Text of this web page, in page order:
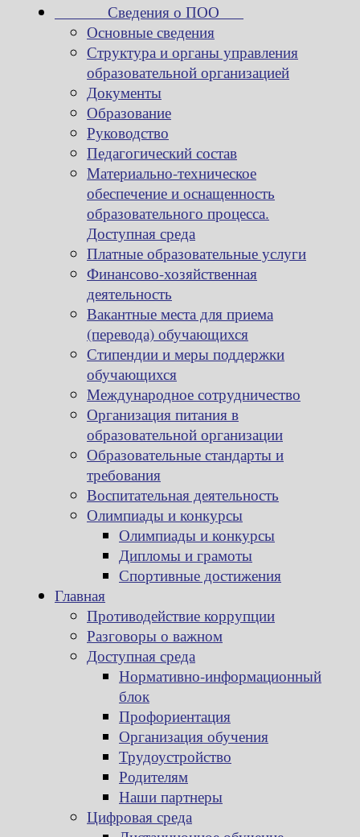
Сведения о ПОО
Основные сведения
Структура и органы управления
образовательной организацией
Документы
Образование
Руководство
Педагогический состав
Материально-техническое
обеспечение и оснащенность
образовательного процесса.
Доступная среда
Платные образовательные услуги
Финансово-хозяйственная
деятельность
Вакантные места для приема
(перевода) обучающихся
Стипендии и меры поддержки
обучающихся
Международное сотрудничество
Организация питания в
образовательной организации
Образовательные стандарты и
требования
Воспитательная деятельность
Олимпиады и конкурсы
Олимпиады и конкурсы
Дипломы и грамоты
Спортивные достижения
Главная
Противодействие коррупции
Разговоры о важном
Доступная среда
Нормативно-информационный
блок
Профориентация
Организация обучения
Трудоустройство
Родителям
Наши партнеры
Цифровая среда